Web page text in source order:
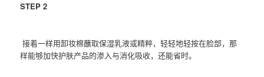
STEP 2
接着一样用卸妆棉蘸取保湿乳液或精粹，轻轻地轻按在脸部，那
样能够加快护肤产品的渗入与消化吸收，还能省时。